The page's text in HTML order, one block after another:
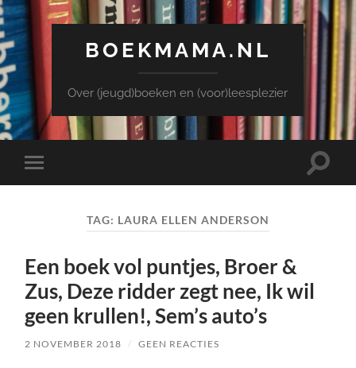
BOEKMAMA.NL
Over (jeugd)boeken en (voor)leesplezier
Toggle
mobiel
Toggle
TAG: LAURA ELLEN ANDERSON
Een boek vol puntjes, Broer &
Zus, Deze ridder zegt nee, Ik wil
geen krullen!, Sem’s auto’s
2 NOVEMBER 2018 / GEEN REACTIES